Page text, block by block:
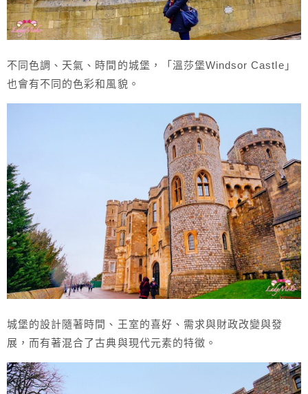
不同色調、天氣、時間的城堡，「溫莎堡Windsor Castle」
也會有不同的色彩和風貌。
城堡的設計隨著時間、王室的喜好、需求與財政改變與發
展，而有著混合了古典與現代元素的特徵。